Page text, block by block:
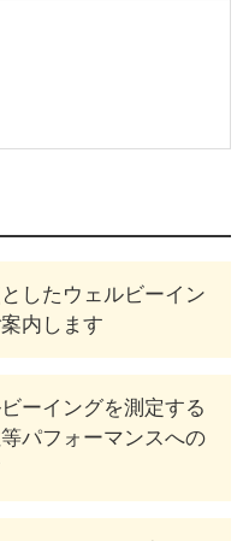
したウェルビーイン
内します
ーイングを測定する
パフォーマンスへの